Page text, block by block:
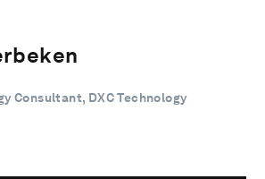
Consultant, DXC Technology